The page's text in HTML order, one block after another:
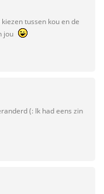
tussen kou en de
jou
(: Ik had eens zin